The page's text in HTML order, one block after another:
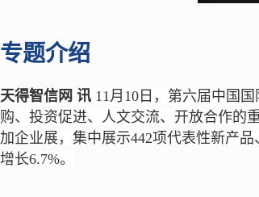
专题介绍
天得智信网 讯 11月10日，第六届中国
购、投资促进、人文交流、开放合作的
加企业展，集中展示442项代表性新产
增长6.7%。